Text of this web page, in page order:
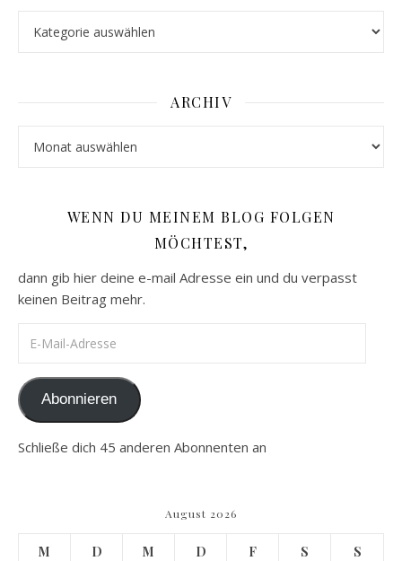
ARCHIV
WENN DU MEINEM BLOG FOLGEN
MÖCHTEST,
dann gib hier deine e-mail Adresse ein und du verpasst
keinen Beitrag mehr.
Abonnieren
Schließe dich 45 anderen Abonnenten an
August 2026
M D M D F S S